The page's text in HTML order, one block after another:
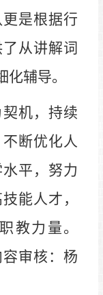
是根据行
从讲解词
辅导。
机，持续
断优化人
平，努力
能人才，
职教力量。
容审核：杨